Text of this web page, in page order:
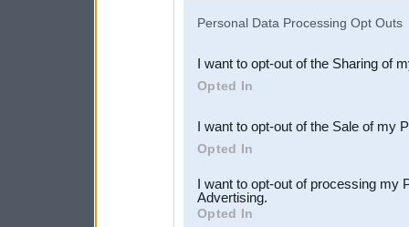
Downstream Participants
third parties.
Personal Data Processing Opt Outs
I want to opt-out of the Sharing of
Opted In
I want to opt-out of the Sale of my
Opted In
I want to opt-out of processing my
Advertising.
Opted In